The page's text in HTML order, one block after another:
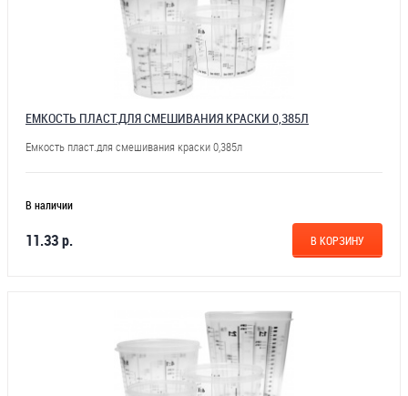
ЕМКОСТЬ ПЛАСТ.ДЛЯ СМЕШИВАНИЯ КРАСКИ 0,385Л
Емкость пласт.для смешивания краски 0,385л
В наличии
11.33 р. В КОРЗИНУ